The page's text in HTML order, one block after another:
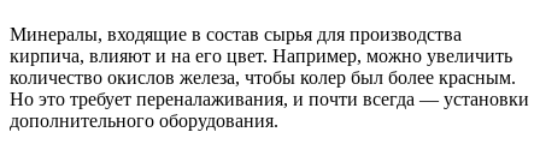
Минералы, входящие в состав сырья для производства
кирпича, влияют и на его цвет. Например, можно увеличить
количество окислов железа, чтобы колер был более красным.
Но это требует переналаживания, и почти всегда — установки
дополнительного оборудования.